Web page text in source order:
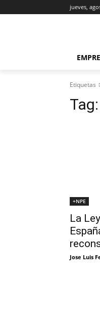
jueves,
Etiquetas
Tag:
+NPE
La
Jose Luis